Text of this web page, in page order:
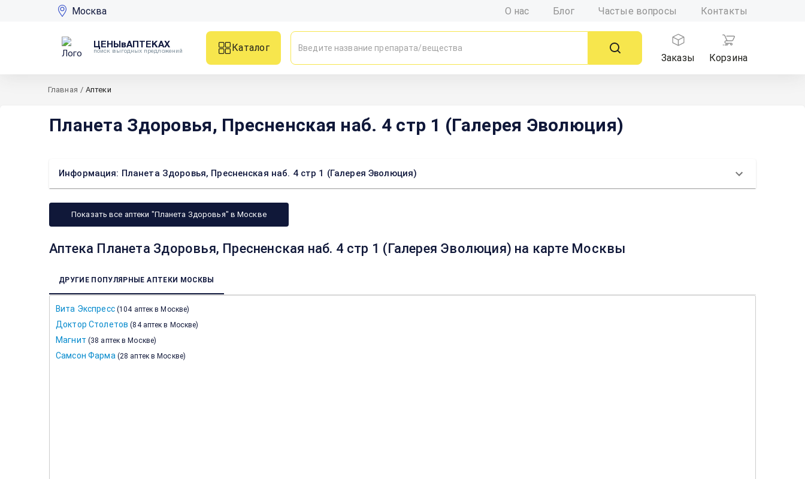
Москва О нас Блог Частые вопросы Контакты
ЦЕНЫвАПТЕКАХ
поиск выгодных предложений
Каталог
Заказы
Корзина
Главная / Аптеки
Планета Здоровья, Пресненская наб. 4 стр 1 (Галерея Эволюция)
Информация: Планета Здоровья, Пресненская наб. 4 стр 1 (Галерея Эволюция)
Показать все аптеки "Планета Здоровья" в Москве
Аптека Планета Здоровья, Пресненская наб. 4 стр 1 (Галерея Эволюция) на карте Москвы
ДРУГИЕ ПОПУЛЯРНЫЕ АПТЕКИ МОСКВЫ
Вита Экспресс (104 аптек в Москве)
Доктор Столетов (84 аптек в Москве)
Магнит (38 аптек в Москве)
Самсон Фарма (28 аптек в Москве)